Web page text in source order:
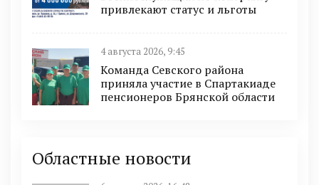
привлекают статус и льготы
4 августа 2026, 9:45
Команда Севского района
приняла участие в Спартакиаде
пенсионеров Брянской области
Областные новости